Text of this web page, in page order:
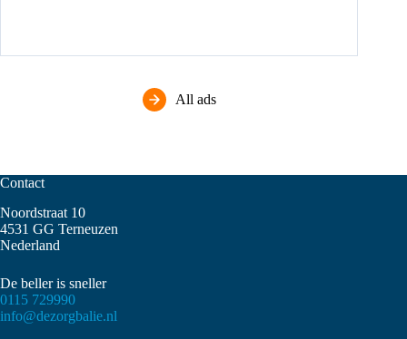
All ads
Contact
Noordstraat 10
4531 GG Terneuzen
Nederland
De beller is sneller
0115 729990
info@dezorgbalie.nl